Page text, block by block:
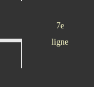
7e
ligne